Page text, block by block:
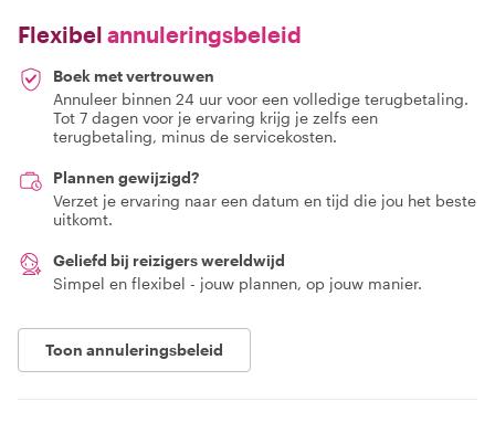
Flexibel annuleringsbeleid
Boek met vertrouwen
Annuleer binnen 24 uur voor een volledige terugbetaling.
Tot 7 dagen voor je ervaring krijg je zelfs een
terugbetaling, minus de servicekosten.
Plannen gewijzigd?
Verzet je ervaring naar een datum en tijd die jou het beste
uitkomt.
Geliefd bij reizigers wereldwijd
Simpel en flexibel - jouw plannen, op jouw manier.
Toon annuleringsbeleid